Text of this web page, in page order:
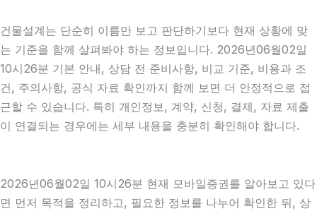
건물설계는 단순히 이름만 보고 판단하기보다 현재 상황에 맞
는 기준을 함께 살펴봐야 하는 정보입니다. 2026년06월02일
10시26분 기본 안내, 상담 전 준비사항, 비교 기준, 비용과 조
건, 주의사항, 공식 자료 확인까지 함께 보면 더 안정적으로 접
근할 수 있습니다. 특히 개인정보, 계약, 신청, 결제, 자료 제출
이 연결되는 경우에는 세부 내용을 충분히 확인해야 합니다.
2026년06월02일 10시26분 현재 모바일증권를 알아보고 있다
면 먼저 목적을 정리하고, 필요한 정보를 나누어 확인한 뒤, 상